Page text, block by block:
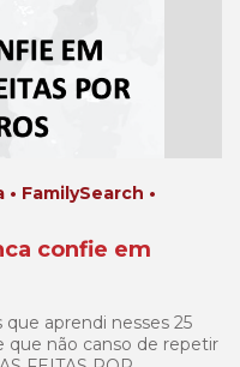
FamilySearch •
confie em
aprendi nesses 25
que não canso de repetir